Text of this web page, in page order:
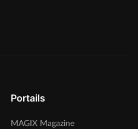
Portails
MAGIX Magazine